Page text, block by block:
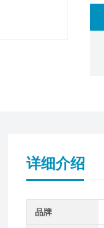
详细介绍
品牌